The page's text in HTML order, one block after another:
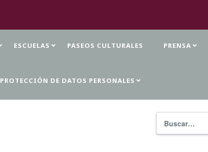
ESCUELAS PASEOS CULTURALES PRENSA
PROTECCIÓN DE DATOS PERSONALES